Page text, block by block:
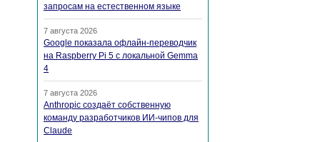
запросам на естественном языке
7 августа 2026
Google показала офлайн-переводчик
на Raspberry Pi 5 с локальной Gemma
4
7 августа 2026
Anthropic создаёт собственную
команду разработчиков ИИ-чипов для
Claude